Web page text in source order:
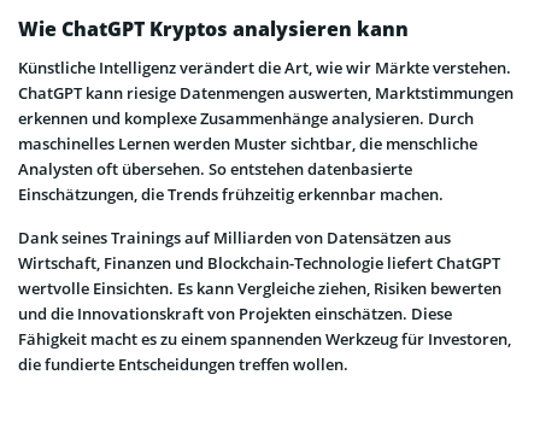
Wie ChatGPT Kryptos analysieren kann
Künstliche Intelligenz verändert die Art, wie wir Märkte verstehen.
ChatGPT kann riesige Datenmengen auswerten, Marktstimmungen
erkennen und komplexe Zusammenhänge analysieren. Durch
maschinelles Lernen werden Muster sichtbar, die menschliche
Analysten oft übersehen. So entstehen datenbasierte
Einschätzungen, die Trends frühzeitig erkennbar machen.
Dank seines Trainings auf Milliarden von Datensätzen aus
Wirtschaft, Finanzen und Blockchain-Technologie liefert ChatGPT
wertvolle Einsichten. Es kann Vergleiche ziehen, Risiken bewerten
und die Innovationskraft von Projekten einschätzen. Diese
Fähigkeit macht es zu einem spannenden Werkzeug für Investoren,
die fundierte Entscheidungen treffen wollen.